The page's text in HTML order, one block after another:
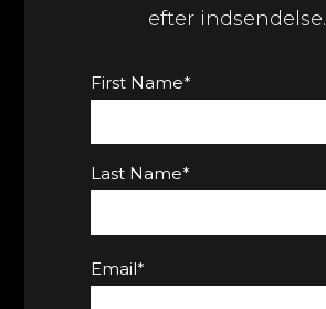
efter indsendelse.
First Name*
Last Name*
Email*